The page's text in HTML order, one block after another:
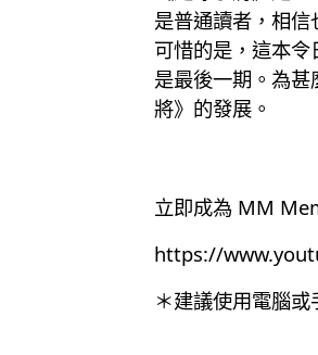
是普通讀者，相
可惜的是，這本
是最後一期。為
將》的發展。
立即成為 MM
https://
＊建議使用電腦